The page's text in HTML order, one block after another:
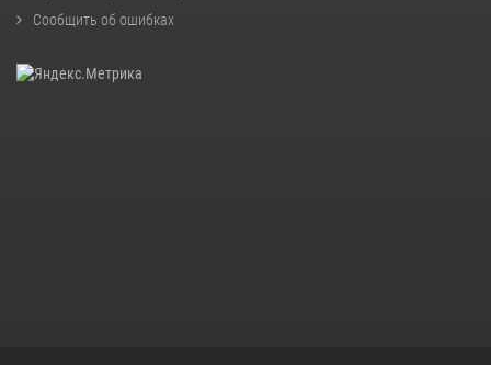
Сообщить об ошибках